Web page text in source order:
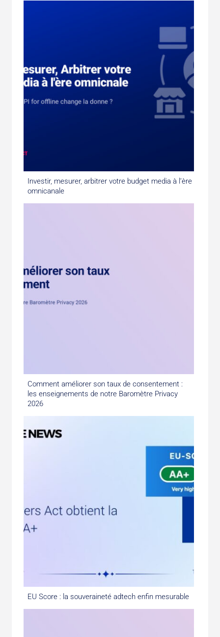
Investir, mesurer, arbitrer votre budget media à l’ère
omnicanale
Comment améliorer son taux de consentement :
les enseignements de notre Baromètre Privacy
2026
EU Score : la souveraineté adtech enfin mesurable